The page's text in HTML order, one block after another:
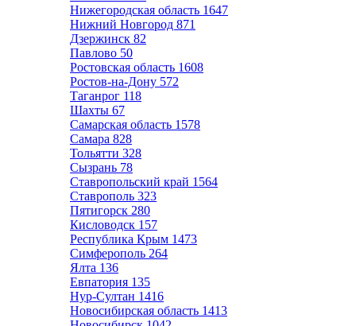
Нижегородская область 1647
Нижний Новгород 871
Дзержинск 82
Павлово 50
Ростовская область 1608
Ростов-на-Дону 572
Таганрог 118
Шахты 67
Самарская область 1578
Самара 828
Тольятти 328
Сызрань 78
Ставропольский край 1564
Ставрополь 323
Пятигорск 280
Кисловодск 157
Республика Крым 1473
Симферополь 264
Ялта 136
Евпатория 135
Нур-Султан 1416
Новосибирская область 1413